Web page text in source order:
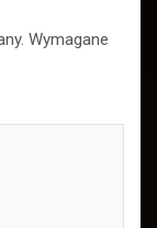
Wymagane